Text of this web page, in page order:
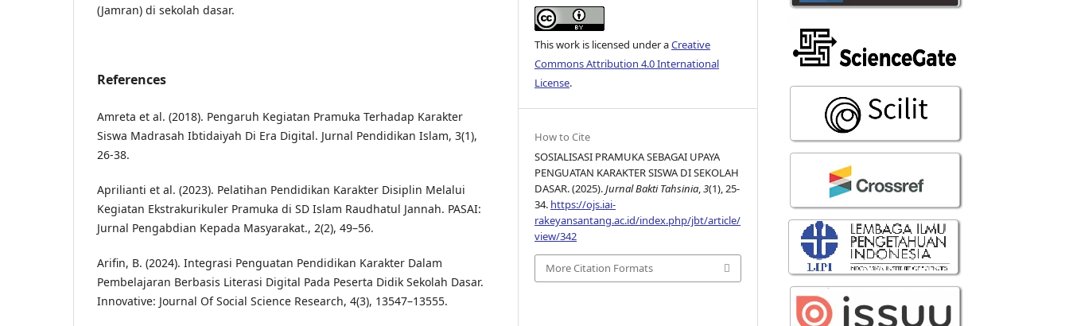
(Jamran) di sekolah dasar.
References
Amreta et al. (2018). Pengaruh Kegiatan Pramuka Terhadap Karakter
Siswa Madrasah Ibtidaiyah Di Era Digital. Jurnal Pendidikan Islam, 3(1),
26-38.
Aprilianti et al. (2023). Pelatihan Pendidikan Karakter Disiplin Melalui
Kegiatan Ekstrakurikuler Pramuka di SD Islam Raudhatul Jannah. PASAI:
Jurnal Pengabdian Kepada Masyarakat., 2(2), 49–56.
Arifin, B. (2024). Integrasi Penguatan Pendidikan Karakter Dalam
Pembelajaran Berbasis Literasi Digital Pada Peserta Didik Sekolah Dasar.
Innovative: Journal Of Social Science Research, 4(3), 13547–13555.
This work is licensed under aCreative
Commons Attribution 4.0 International
License.
How to Cite
SOSIALISASI PRAMUKA SEBAGAI UPAYA
PENGUATAN KARAKTER SISWA DI SEKOLAH
DASAR. (2025).Jurnal Bakti Tahsinia,3(1), 25-
34. https://ojs.iai-
rakeyansantang.ac.id/index.php/jbt/article/
view/342
More Citation Formats